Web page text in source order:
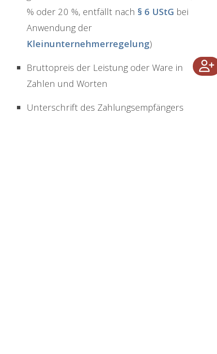
% oder 20 %, entfällt nach § 6 UStG bei
Anwendung der
Kleinunternehmerregelung)
Bruttopreis der Leistung oder Ware in
Zahlen und Worten
Unterschrift des Zahlungsempfängers